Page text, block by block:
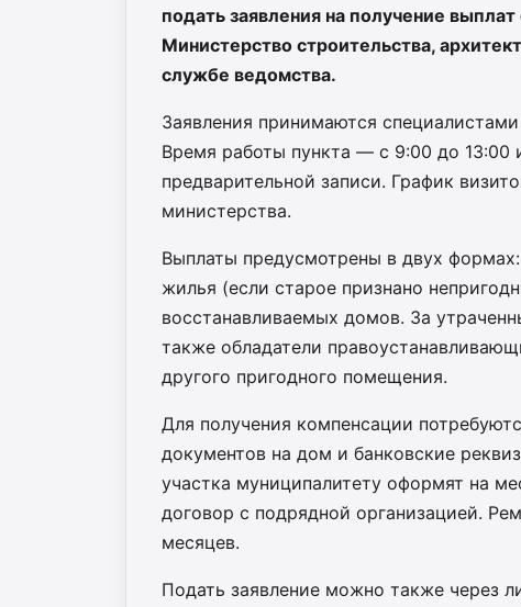
подать заявления на получение
Министерство строительства,
службе ведомства.
Заявления принимаются
Время работы пункта — с 9:00 до 13:00
предварительной записи. График
министерства.
Выплаты предусмотрены в двух
жилья (если старое признано
восстанавливаемых домов. За
также обладатели
другого пригодного помещения.
Для получения компенсации
документов на дом и банковские
участка муниципалитету оформят на
договор с подрядной организацией.
месяцев.
Подать заявление можно также через